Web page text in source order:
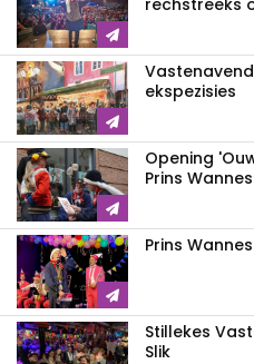
ekspezisies
Opening
Prins
Prins
Stillekes
Slik